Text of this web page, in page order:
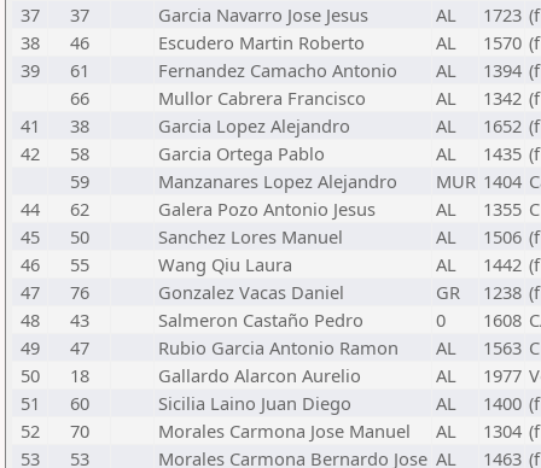
37
37 Garcia Navarro Jose Jesus AL 1723
38
46 Escudero Martin Roberto AL 1570
39
61 Fernandez Camacho Antonio AL 1394
66
Mullor Cabrera Francisco AL 1342
41
38 Garcia Lopez Alejandro AL 1652
42
58 Garcia Ortega Pablo AL 1435
59
Manzanares Lopez Alejandro MUR 1404
44
62 Galera Pozo Antonio Jesus AL 1355
45
50 Sanchez Lores Manuel AL 1506
46
55 Wang Qiu Laura AL 1442
47
76 Gonzalez Vacas Daniel GR 1238
48
43 Salmeron Castaño Pedro 0 1608
49
47 Rubio Garcia Antonio Ramon AL 1563
50
18 Gallardo Alarcon Aurelio AL 1977
51
60 Sicilia Laino Juan Diego AL 1400
52
70 Morales Carmona Jose Manuel AL 1304
53
53 Morales Carmona Bernardo Jose AL 1463